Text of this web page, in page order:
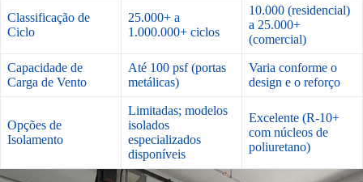
Classificação de
Ciclo
25.000+ a
1.000.000+ ciclos
10.000 (residencial)
a 25.000+
(comercial)
Capacidade de
Carga de Vento
Até 100 psf (portas
metálicas)
Varia conforme o
design e o reforço
Opções de
Isolamento
Limitadas; modelos
isolados
especializados
disponíveis
Excelente (R-10+
com núcleos de
poliuretano)